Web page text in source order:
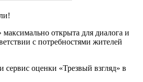
открыта для диалога и
с потребностями жителей
сервис оценки «Трезвый взгляд» в